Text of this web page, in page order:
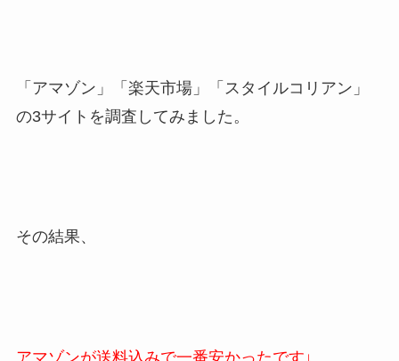
「アマゾン」「楽天市場」「スタイルコリアン」
の3サイトを調査してみました。
その結果、
アマゾンが送料込みで一番安かったです↓